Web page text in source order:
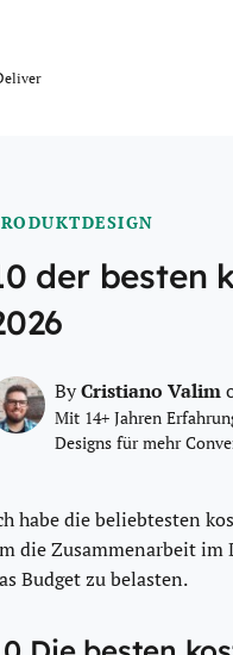
der besten
ByCristiano Valim
Mit 14+ Jahren
Designs für mehr
habe die beliebtesten
die Zusammenarbeit im
Budget zu belasten.